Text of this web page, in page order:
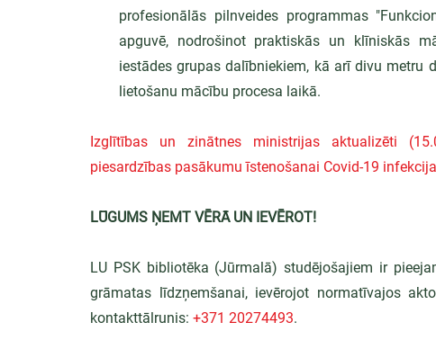
profesionālās pilnveides programmas
apguvē, nodrošinot praktiskās un klīniskās
iestādes grupas dalībniekiem, kā arī divu metru
lietošanu mācību procesa laikā.
Izglītības un zinātnes ministrijas aktualizēti
piesardzības pasākumu īstenošanai Covid-19
LŪGUMS ŅEMT VĒRĀ UN IEVĒROT!
LU PSK bibliotēka (Jūrmalā) studējošajiem ir
grāmatas līdzņemšanai, ievērojot normatīvajos
kontakttālrunis: +371 20274493.